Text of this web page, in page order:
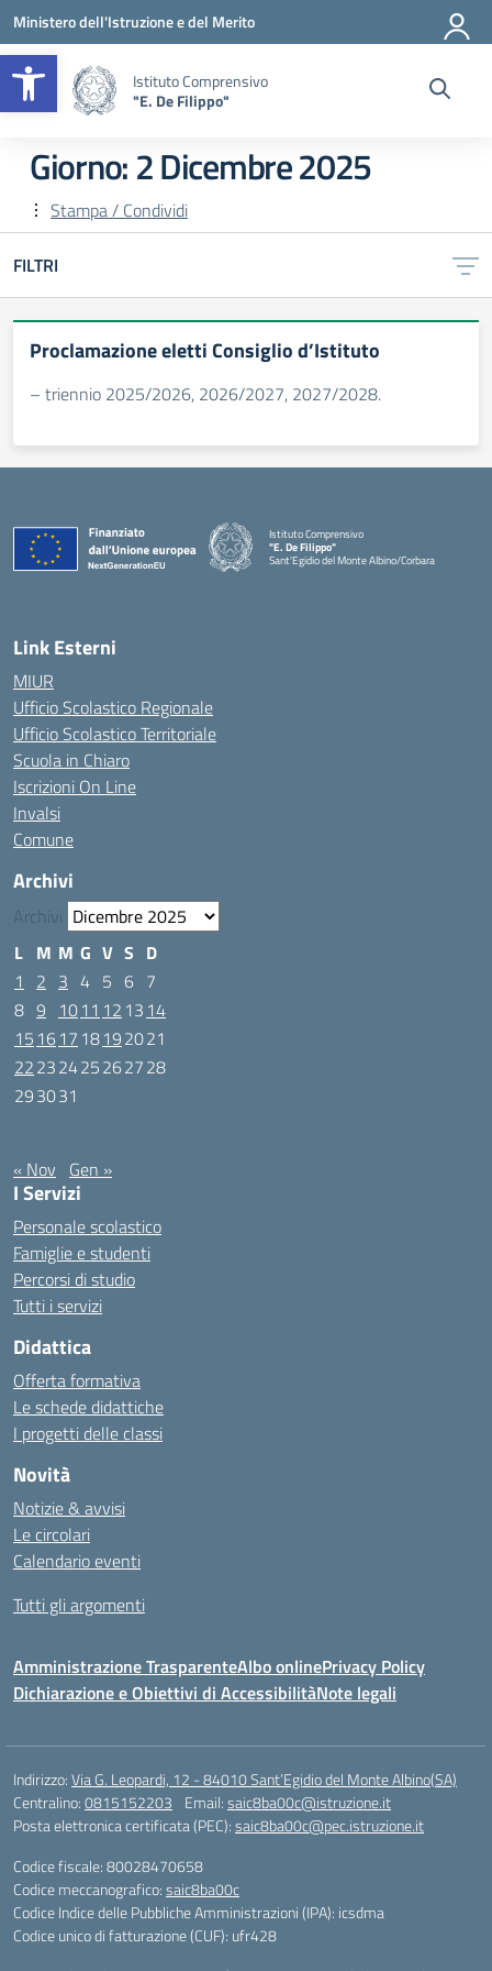
Apri la barra degli strumenti
Vai ai contenuti
Vai al menu di navigazione
Vai al footer
Ministero dell'Istruzione e del Merito
Istituto Comprensivo
"E. De Filippo"
Giorno:2 Dicembre 2025
Stampa / Condividi
FILTRI
Proclamazione eletti Consiglio d’Istituto
– triennio 2025/2026, 2026/2027, 2027/2028.
Istituto Comprensivo
"E. De Filippo"
Sant'Egidio del Monte Albino/Corbara
Link Esterni
MIUR
Ufficio Scolastico Regionale
Ufficio Scolastico Territoriale
Scuola in Chiaro
Iscrizioni On Line
Invalsi
Comune
Archivi
Archivi
L M M G V S D
1
2 3 4 5 6 7
8 9 1011 12 13 14
15 1617 18192021
22232425262728
293031
« Nov Gen »
I Servizi
Personale scolastico
Famiglie e studenti
Percorsi di studio
Tutti i servizi
Didattica
Offerta formativa
Le schede didattiche
I progetti delle classi
Novità
Notizie & avvisi
Le circolari
Calendario eventi
Tutti gli argomenti
Amministrazione TrasparenteAlbo onlinePrivacy Policy
Dichiarazione e Obiettivi di AccessibilitàNote legali
Indirizzo:Via G. Leopardi, 12 - 84010 Sant’Egidio del Monte Albino(SA)
Centralino:0815152203 Email:saic8ba00c@istruzione.it
Posta elettronica certificata (PEC):saic8ba00c@pec.istruzione.it
Codice fiscale: 80028470658
Codice meccanografico:saic8ba00c
Codice Indice delle Pubbliche Amministrazioni (IPA): icsdma
Codice unico di fatturazione (CUF): ufr428